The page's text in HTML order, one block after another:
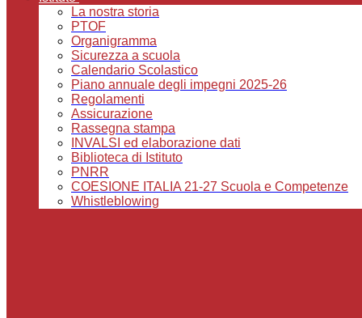
La nostra storia
PTOF
Organigramma
Sicurezza a scuola
Calendario Scolastico
Piano annuale degli impegni 2025-26
Regolamenti
Assicurazione
Rassegna stampa
INVALSI ed elaborazione dati
Biblioteca di Istituto
PNRR
COESIONE ITALIA 21-27 Scuola e Competenze
Whistleblowing